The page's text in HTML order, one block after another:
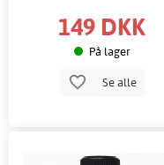
149 DKK
På lager
Se alle